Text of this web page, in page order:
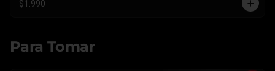
$1.990
Para Tomar